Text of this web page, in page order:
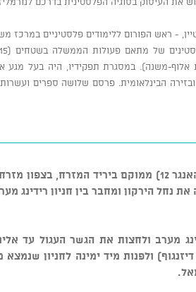
- ראש הפורום ללימודים פלסטיניים במרכז
אלוף-משנה). במסגרת תפקידיו, היה בעל מגע
הבינלאומית. פרסם שלושה ספרים
טוקהאוס ביתן 12 (לא האנגר 12) ממוקם ביריד
נחל הירקון ומחבר בין חניון רידינג
מערב ולחצות את הגשר העגול עד
ולפנות מיד ימינה לחניון